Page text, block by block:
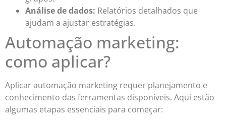
Análise de dados: Relatórios detalhados que
ajudam a ajustar estratégias.
Automação marketing:
como aplicar?
Aplicar automação marketing requer planejamento e
conhecimento das ferramentas disponíveis. Aqui estão
algumas etapas essenciais para começar: